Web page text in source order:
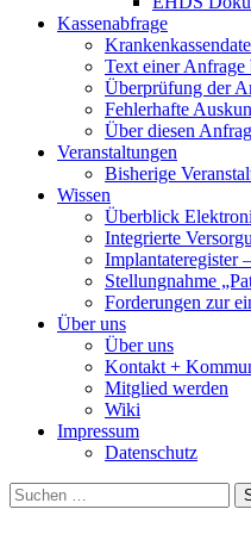
Kassenabfrage
Text einer Anfrage
Überprüfung der
Fehlerhafte
Über diesen
Veranstaltungen
Bisherige
Wissen
Überblick
Integrierte
Implantateregister
Stellungnahme
Forderungen zur
Über uns
Über uns
Kontakt +
Mitglied werden
Wiki
Impressum
Datenschutz
Suchen
nach: